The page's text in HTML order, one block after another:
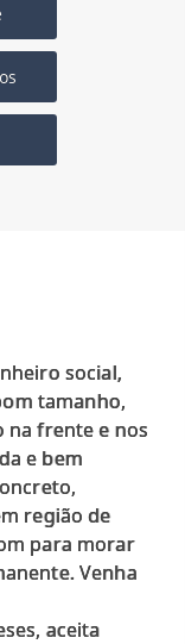
social,
tamanho,
na frente e nos
e bem
região de
para morar
Venha
aceita